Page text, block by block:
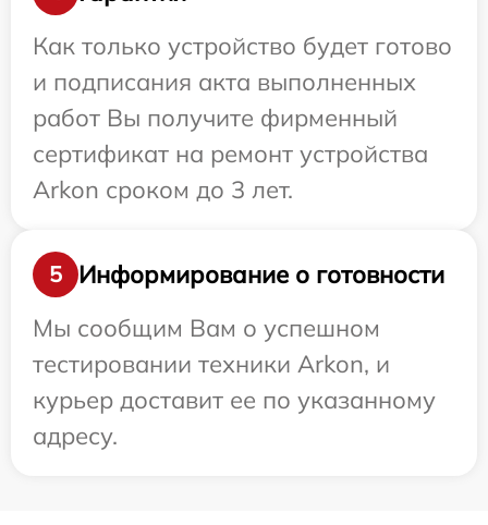
Как только устройство будет готово
и подписания акта выполненных
работ Вы получите фирменный
сертификат на ремонт устройства
Arkon сроком до 3 лет.
5
Информирование о готовности
Мы сообщим Вам о успешном
тестировании техники Arkon, и
курьер доставит ее по указанному
адресу.